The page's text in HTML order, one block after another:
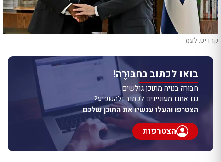
קרדיט: לעמ
בואו לכתוב בחבּוּרֶה!
חבּוּרֶה בנויה מתוכן גולשים.
גם אתם מעוניינים לכתוב ולהשפיע?
הצטרפו והעלו עכשיו את התוכן שלכם
הצטרפות